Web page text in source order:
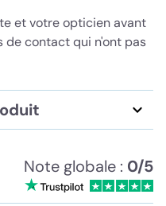
et votre opticien avant
de contact qui n'ont pas
Note globale : 0/5